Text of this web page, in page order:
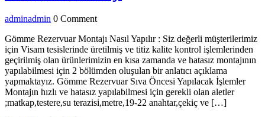
adminadmin 0 Comment
Gömme Rezervuar Montajı Nasıl Yapılır : Siz değerli müşterilerimiz
için Visam tesislerinde üretilmiş ve titiz kalite kontrol işlemlerinden
geçirilmiş olan ürünlerimizin en kısa zamanda ve hatasız montajının
yapılabilmesi için 2 bölümden oluşulan bir anlatıcı açıklama
yapmaktayız. Gömme Rezervuar Sıva Öncesi Yapılacak İşlemler
Montajın hızlı ve hatasız yapılabilmesi için gerekli olan aletler
;matkap,testere,su terazisi,metre,19-22 anahtar,çekiç ve […]